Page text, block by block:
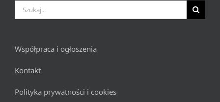
Szukaj
Współpraca i ogłoszenia
Kontakt
Polityka prywatności i cookies